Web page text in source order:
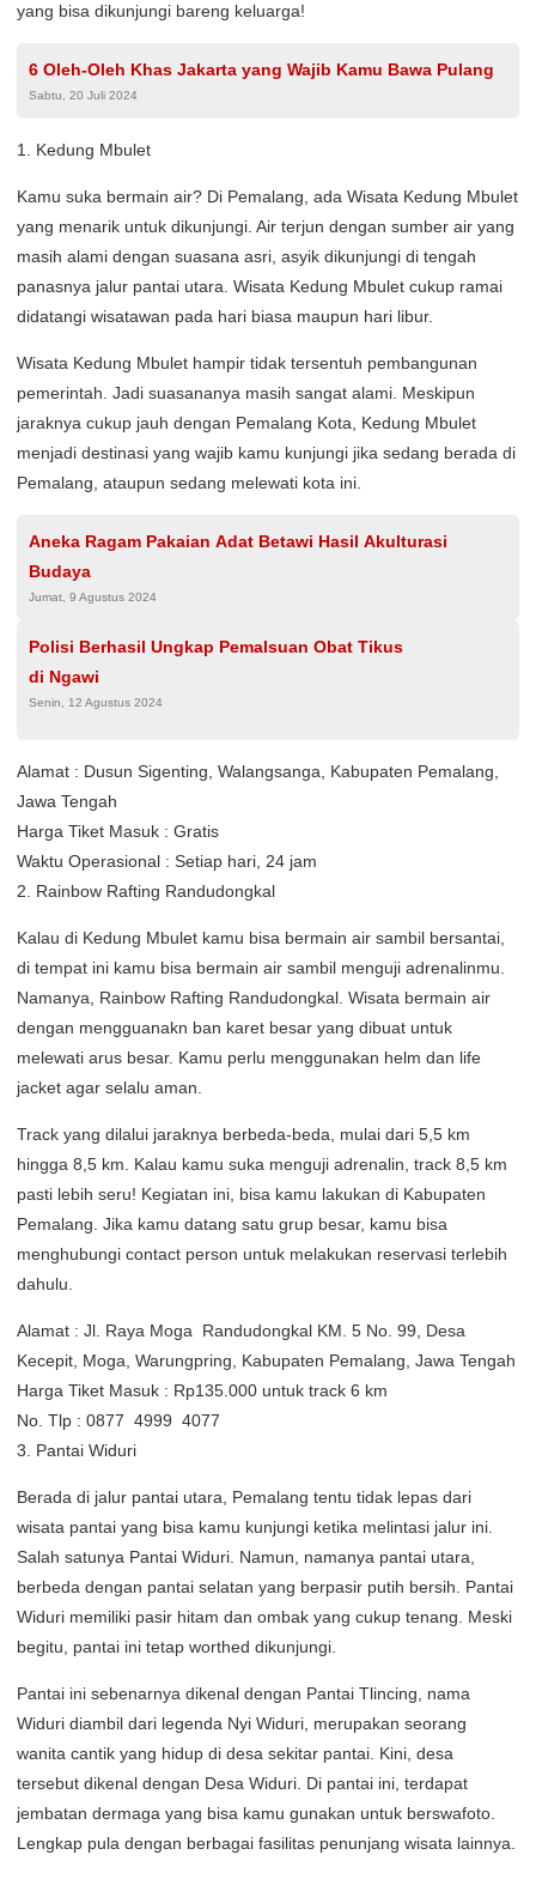
yang bisa dikunjungi bareng keluarga!
6 Oleh-Oleh Khas Jakarta yang Wajib Kamu Bawa Pulang
Sabtu, 20 Juli 2024
1. Kedung Mbulet
Kamu suka bermain air? Di Pemalang, ada Wisata Kedung Mbulet
yang menarik untuk dikunjungi. Air terjun dengan sumber air yang
masih alami dengan suasana asri, asyik dikunjungi di tengah
panasnya jalur pantai utara. Wisata Kedung Mbulet cukup ramai
didatangi wisatawan pada hari biasa maupun hari libur.
Wisata Kedung Mbulet hampir tidak tersentuh pembangunan
pemerintah. Jadi suasananya masih sangat alami. Meskipun
jaraknya cukup jauh dengan Pemalang Kota, Kedung Mbulet
menjadi destinasi yang wajib kamu kunjungi jika sedang berada di
Pemalang, ataupun sedang melewati kota ini.
Aneka Ragam Pakaian Adat Betawi Hasil Akulturasi
Budaya
Jumat, 9 Agustus 2024
Polisi Berhasil Ungkap Pemalsuan Obat Tikus
di Ngawi
Senin, 12 Agustus 2024
Alamat : Dusun Sigenting, Walangsanga, Kabupaten Pemalang,
Jawa Tengah
Harga Tiket Masuk : Gratis
Waktu Operasional : Setiap hari, 24 jam
2. Rainbow Rafting Randudongkal
Kalau di Kedung Mbulet kamu bisa bermain air sambil bersantai,
di tempat ini kamu bisa bermain air sambil menguji adrenalinmu.
Namanya, Rainbow Rafting Randudongkal. Wisata bermain air
dengan mengguanakn ban karet besar yang dibuat untuk
melewati arus besar. Kamu perlu menggunakan helm dan life
jacket agar selalu aman.
Track yang dilalui jaraknya berbeda-beda, mulai dari 5,5 km
hingga 8,5 km. Kalau kamu suka menguji adrenalin, track 8,5 km
pasti lebih seru! Kegiatan ini, bisa kamu lakukan di Kabupaten
Pemalang. Jika kamu datang satu grup besar, kamu bisa
menghubungi contact person untuk melakukan reservasi terlebih
dahulu.
Alamat : Jl. Raya Moga  Randudongkal KM. 5 No. 99, Desa
Kecepit, Moga, Warungpring, Kabupaten Pemalang, Jawa Tengah
Harga Tiket Masuk : Rp135.000 untuk track 6 km
No. Tlp : 0877  4999  4077
3. Pantai Widuri
Berada di jalur pantai utara, Pemalang tentu tidak lepas dari
wisata pantai yang bisa kamu kunjungi ketika melintasi jalur ini.
Salah satunya Pantai Widuri. Namun, namanya pantai utara,
berbeda dengan pantai selatan yang berpasir putih bersih. Pantai
Widuri memiliki pasir hitam dan ombak yang cukup tenang. Meski
begitu, pantai ini tetap worthed dikunjungi.
Pantai ini sebenarnya dikenal dengan Pantai Tlincing, nama
Widuri diambil dari legenda Nyi Widuri, merupakan seorang
wanita cantik yang hidup di desa sekitar pantai. Kini, desa
tersebut dikenal dengan Desa Widuri. Di pantai ini, terdapat
jembatan dermaga yang bisa kamu gunakan untuk berswafoto.
Lengkap pula dengan berbagai fasilitas penunjang wisata lainnya.